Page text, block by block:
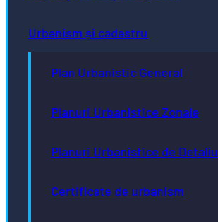
Urbanism și cadastru
Plan Urbanistic General
Planuri Urbanistice Zonale
Planuri Urbanistice de Detaliu
Certificate de urbanism